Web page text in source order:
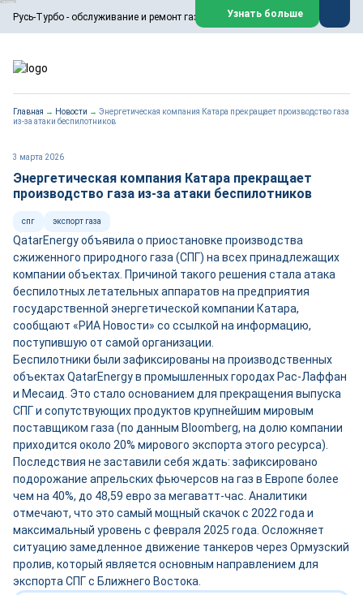
Русь-Турбо - обслуживание и ремонт газовых паровых турбин
ООО «Русь-Турбо» занимается сервисом газовых и паровых
турбин, комплексным ремонтом, восстановлением,
техническим обслуживанием оборудования ТЭС,
работают на нефтегазовых, нефтехимических,
металлургических и других предприятиях.
Реклама. ООО «Русь-Турбо», ИНН 7802588950
erid: F7NfYUJCUneVdwPs4znf
Узнать больше
Главная → Новости → Энергетическая компания Катара прекращает производство газа
из-за атаки беспилотников
3 марта 2026
Энергетическая компания Катара прекращает
производство газа из-за атаки беспилотников
спг экспорт газа
QatarEnergy объявила о приостановке производства
сжиженного природного газа (СПГ) на всех принадлежащих
компании объектах. Причиной такого решения стала атака
беспилотных летательных аппаратов на предприятия
государственной энергетической компании Катара,
сообщают «РИА Новости» со ссылкой на информацию,
поступившую от самой организации.
Беспилотники были зафиксированы на производственных
объектах QatarEnergy в промышленных городах Рас-Лаффан
и Месаид. Это стало основанием для прекращения выпуска
СПГ и сопутствующих продуктов крупнейшим мировым
поставщиком газа (по данным Bloomberg, на долю компании
приходится около 20% мирового экспорта этого ресурса).
Последствия не заставили себя ждать: зафиксировано
подорожание апрельских фьючерсов на газ в Европе более
чем на 40%, до 48,59 евро за мегаватт-час. Аналитики
отмечают, что это самый мощный скачок с 2022 года и
максимальный уровень с февраля 2025 года. Осложняет
ситуацию замедленное движение танкеров через Ормузский
пролив, который является основным направлением для
экспорта СПГ с Ближнего Востока.